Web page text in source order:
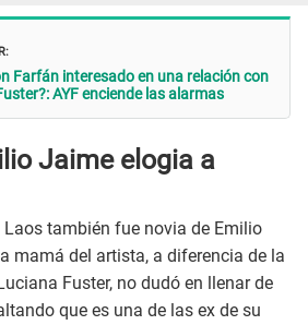
Farfán interesado en una relación con
AYF enciende las alarmas
Jaime elogia a
Laos también fue novia de Emilio
mamá del artista, a diferencia de la
Fuster, no dudó en llenar de
que es una de las ex de su